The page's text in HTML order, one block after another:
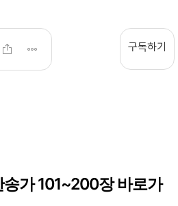
구독하기
가 101~200장 바로가